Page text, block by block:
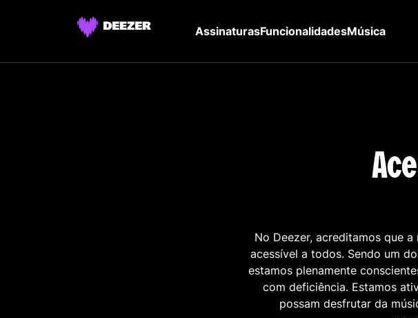
AssinaturasFuncionalidadesMúsica
No Deezer, acreditamos que
acessível a todos. Sendo um
estamos plenamente
com deficiência. Estamos
possam desfrutar da